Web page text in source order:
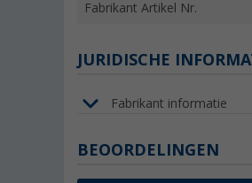
Fabrikant Artikel Nr.
JURIDISCHE
Fabrikant informatie
BEOORDELINGEN